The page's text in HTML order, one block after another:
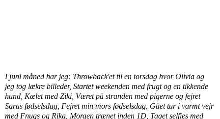
I juni måned har jeg: Throwback'et til en torsdag hvor Olivia og
jeg tog lækre billeder, Startet weekenden med frugt og en tikkende
hund, Kælet med Ziki, Været på stranden med pigerne og fejret
Saras fødselsdag, Fejret min mors fødselsdag, Gået tur i varmt vejr
med Fnugs og Rika, Morgen trænet inden 1D, Taget selfies med